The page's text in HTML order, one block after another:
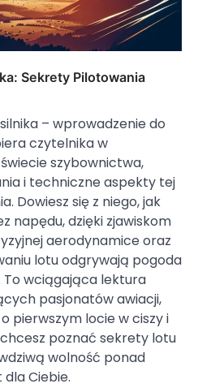
Sekrety Pilotowania
– wprowadzenie do
czytelnika w
szybownictwa,
i techniczne aspekty tej
Dowiesz się z niego, jak
napędu, dzięki zjawiskom
aerodynamice oraz
lotu odgrywają pogoda
To wciągająca lektura
pasjonatów awiacji,
pierwszym locie w ciszy i
poznać sekrety lotu
wolność ponad
Ciebie.